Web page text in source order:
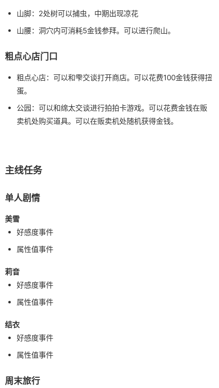
山脚：2处树可以捕虫，中期出现凉花
山腰：洞穴内可消耗5金钱参拜。可以进行爬山。
粗点心店门口
粗点心店：可以和雫交谈打开商店。可以花费100金钱获得扭
蛋。
公园：可以和绵太交谈进行拍拍卡游戏。可以花费金钱在贩
卖机处购买道具。可以在贩卖机处随机获得金钱。
主线任务
单人剧情
美雪
好感度事件
属性值事件
莉音
好感度事件
属性值事件
结衣
好感度事件
属性值事件
周末旅行